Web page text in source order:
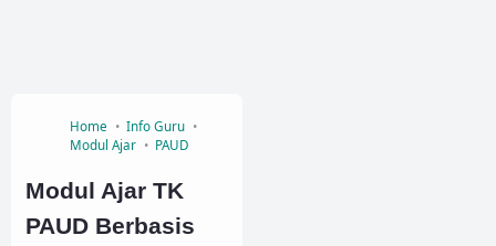
Home
Info Guru
Modul Ajar
PAUD
Modul Ajar TK
PAUD Berbasis